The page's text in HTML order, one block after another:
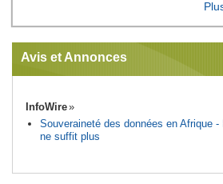
Avis et Annonces
InfoWire
Souveraineté des données en Afrique
ne suffit plus